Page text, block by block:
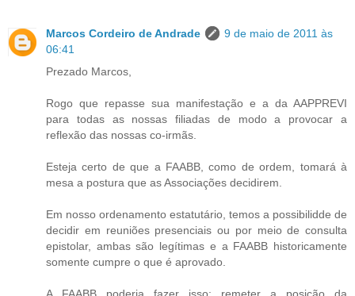
Marcos Cordeiro de Andrade
9 de maio de 2011 às
06:41
Prezado Marcos,
Rogo que repasse sua manifestação e a da AAPPREVI
para todas as nossas filiadas de modo a provocar a
reflexão das nossas co-irmãs.
Esteja certo de que a FAABB, como de ordem, tomará à
mesa a postura que as Associações decidirem.
Em nosso ordenamento estatutário, temos a possibilidde de
decidir em reuniões presenciais ou por meio de consulta
epistolar, ambas são legítimas e a FAABB historicamente
somente cumpre o que é aprovado.